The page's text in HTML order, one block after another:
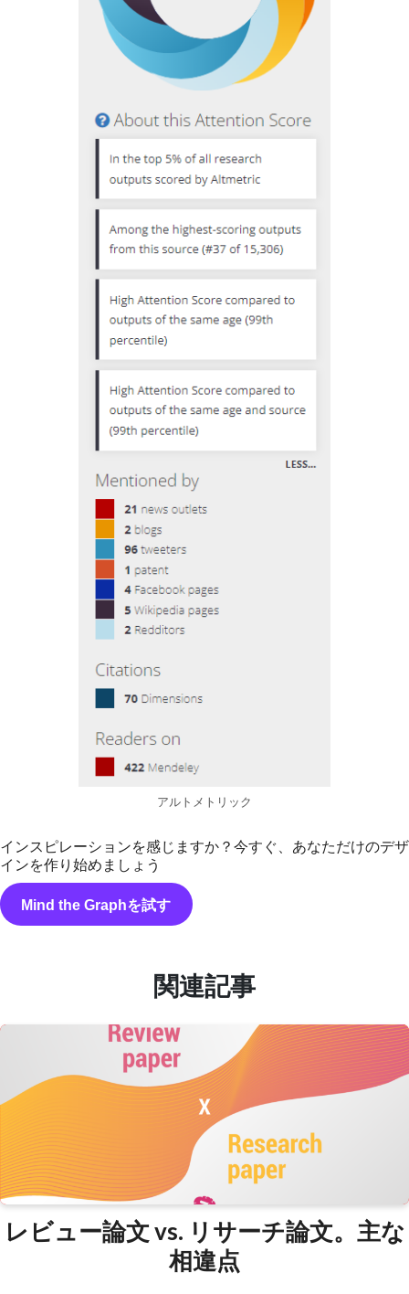
アルトメトリック
インスピレーションを感じますか？今すぐ、あなただけのデザ
インを作り始めましょう
Mind the Graphを試す
関連記事
レビュー論文 vs. リサーチ論文。主な
相違点